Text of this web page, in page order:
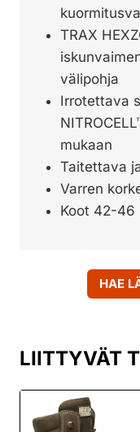
TRAX
välipohja
Irrotettava
mukaan
Taitettava
Varren
Koot 42-46
HAE
LIITTYVÄT